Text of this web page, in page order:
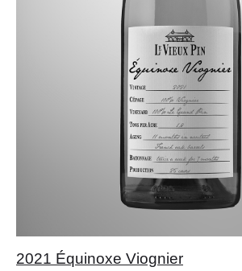
2021 Équinoxe Viognier